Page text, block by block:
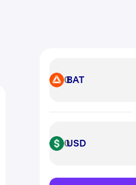
BAT BAT
USD USD